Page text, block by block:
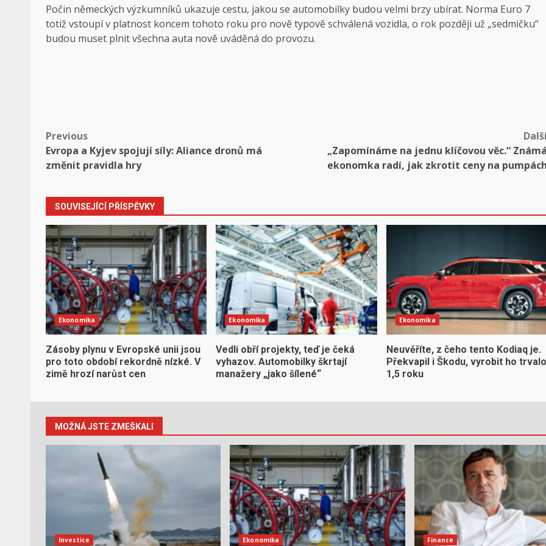
Počin německých výzkumníků ukazuje cestu, jakou se automobilky budou velmi brzy ubírat. Norma Euro 7
totiž vstoupí v platnost koncem tohoto roku pro nově typově schválená vozidla, o rok později už „sedmičku“
budou muset plnit všechna auta nově uváděná do provozu.
Post
navigation
Previous
Evropa a Kyjev spojují síly: Aliance dronů má
změnit pravidla hry
„Zapomínáme na jednu klíčovou věc.“ Známá
ekonomka radí, jak zkrotit ceny na pumpách
SOUVISEJÍCÍ PŘÍSPĚVKY
Ekonomika
Zásoby plynu v Evropské unii jsou
pro toto období rekordně nízké. V
zimě hrozí narůst cen
Ekonomika
Vedli obří projekty, teď je čeká
vyhazov. Automobilky škrtají
manažery „jako šílené“
Ekonomika
Neuvěříte, z čeho tento Kodiaq je.
Překvapil i Škodu, vyrobit ho trvalo
1,5 roku
MOŽNÁ JSTE ZMEŠKALI
Investice Ekonomika Finance